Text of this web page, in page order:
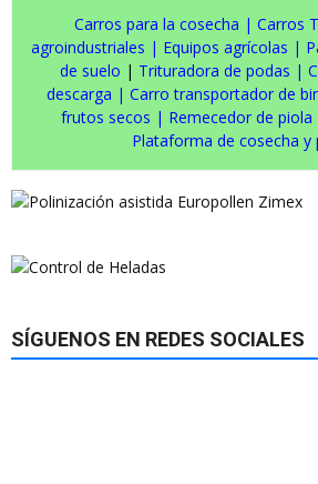
Carros para la cosecha | Carros
agroindustriales | Equipos agrícolas |
de suelo | Trituradora de podas |
descarga | Carro transportador de
frutos secos | Remecedor de piola
Plataforma de cosecha y
SÍGUENOS EN REDES SOCIALES